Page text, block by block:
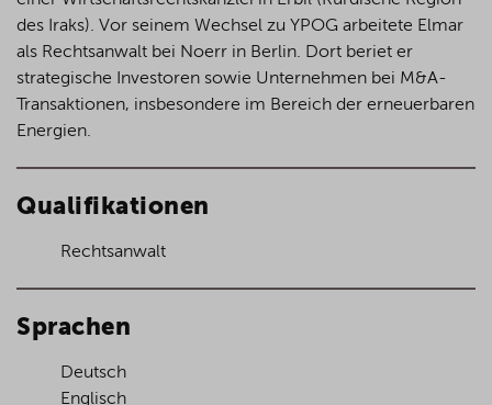
des Iraks). Vor seinem Wechsel zu YPOG arbeitete Elmar
als Rechtsanwalt bei Noerr in Berlin. Dort beriet er
strategische Investoren sowie Unternehmen bei M&A-
Transaktionen, insbesondere im Bereich der erneuerbaren
Energien.
Qualifikationen
Rechtsanwalt
Sprachen
Deutsch
Englisch